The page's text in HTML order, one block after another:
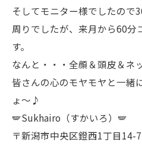
そしてモニター様でしたので
周りでしたが、来月から60分
す。
なんと・・・全顔＆頭皮＆ネ
皆さんの心のモヤモヤと一緒
ょ〜♪
🪽Sukhairo（すかいろ）🪽
〒新潟市中央区鐙西1丁目14-7